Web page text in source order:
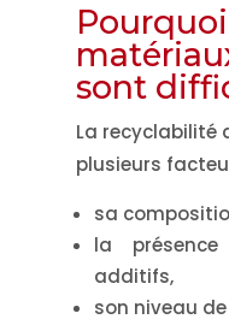
sont
La recyclabilité
plusieurs
sa
la
additifs,
son niveau